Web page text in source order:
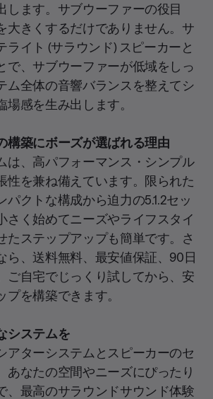
します。サブウーファーの役目
大きくするだけでありません。サ
ライト (サラウンド) スピーカーと
で、サブウーファーが低域をしっ
ム全体の音響バランスを整えてシ
場感を生み出します。
構築にボーズが選ばれる理由
は、高パフォーマンス・シンプル
性を兼ね備えています。限られた
パクトな構成から迫力の5.1.2セッ
さく始めてニーズやライフスタイ
たステップアップも簡単です。さ
ら、送料無料、最安値保証、90日
ご自宅でじっくり試してから、安
を構築できます。
システムを
アターシステムとスピーカーのセ
あなたの空間やニーズにぴったり
、最高のサラウンドサウンド体験